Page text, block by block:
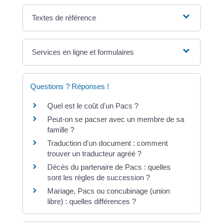
Textes de référence
Services en ligne et formulaires
Questions ? Réponses !
Quel est le coût d'un Pacs ?
Peut-on se pacser avec un membre de sa
famille ?
Traduction d'un document : comment
trouver un traducteur agréé ?
Décès du partenaire de Pacs : quelles
sont les règles de succession ?
Mariage, Pacs ou concubinage (union
libre) : quelles différences ?